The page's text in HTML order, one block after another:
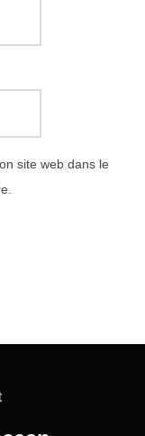
site web dans le